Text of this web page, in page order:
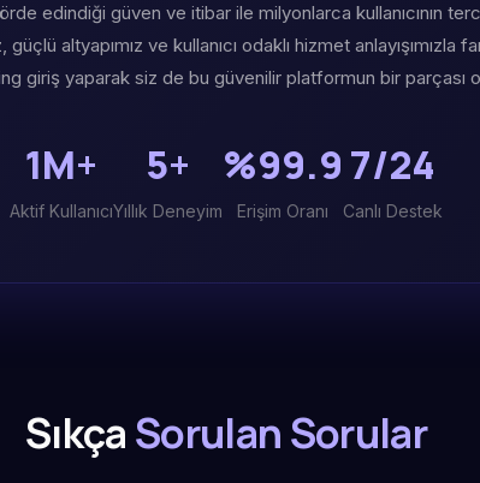
edindiği güven ve itibar ile milyonlarca kullanıcının
güçlü altyapımız ve kullanıcı odaklı hizmet anlayışımızla
giriş yaparak siz de bu güvenilir platformun bir parçası
1M+
Aktif Kullanıcı
5+
Yıllık Deneyim
%99.9
Erişim Oranı
7/24
Canlı Destek
SıkçaSorulan Sorular